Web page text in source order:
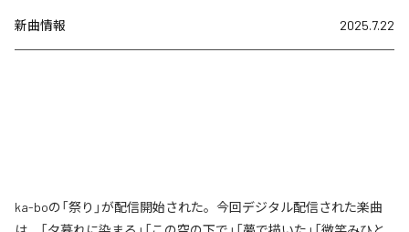
新曲情報 2025.7.22
ka-boの「祭り」が配信開始された。今回デジタル配信された楽曲